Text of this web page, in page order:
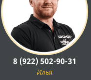
8 (922) 502-90-31
Илья